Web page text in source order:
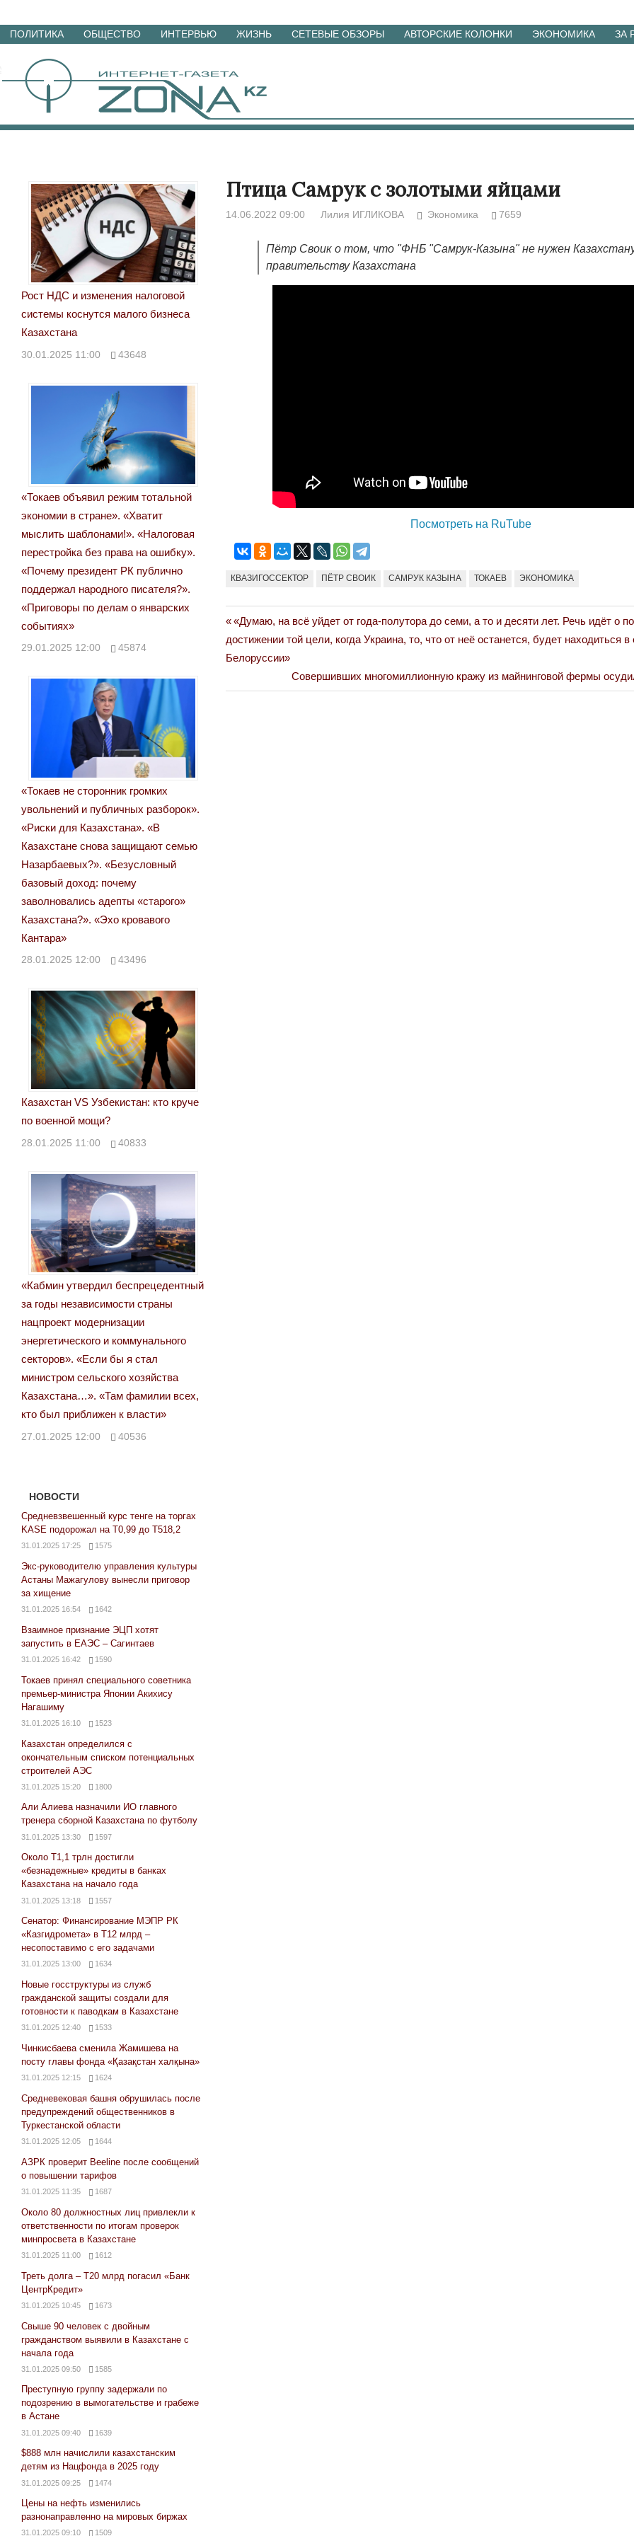
Перейти
материалам
ПОЛИТИКА ОБЩЕСТВО ИНТЕРВЬЮ ЖИЗНЬ СЕТЕВЫЕ ОБЗОРЫ АВТОРСКИЕ КОЛОНКИ ЭКОНОМИКА ЗА
Птица Самрук с золотыми яйцами
14.06.2022 09:00 Лилия ИГЛИКОВА Экономика 7659
Пётр Своик о том, что "ФНБ "Самрук-Казына" не нужен
правительству Казахстана
Посмотреть на RuTube
КВАЗИГОССЕКТОР ПЁТР СВОИК САМРУК КАЗЫНА ТОКАЕВ ЭКОНОМИКА
Навигация
по
записям
Previous
Post:
«Думаю, на всё уйдет от года-полутора до семи, а то и десяти лет. Речь идёт о
достижении той цели, когда Украина, то, что от неё останется, будет находиться в
Белоруссии»
Next
Post:
Совершивших многомиллионную кражу из майнинговой фермы
Рост НДС и изменения налоговой
системы коснутся малого бизнеса
Казахстана
30.01.2025 11:00 43648
«Токаев объявил режим тотальной
экономии в стране». «Хватит
мыслить шаблонами!». «Налоговая
перестройка без права на ошибку».
«Почему президент РК публично
поддержал народного писателя?».
«Приговоры по делам о январских
событиях»
29.01.2025 12:00 45874
«Токаев не сторонник громких
увольнений и публичных разборок».
«Риски для Казахстана». «В
Казахстане снова защищают семью
Назарбаевых?». «Безусловный
базовый доход: почему
заволновались адепты «старого»
Казахстана?». «Эхо кровавого
Кантара»
28.01.2025 12:00 43496
Казахстан VS Узбекистан: кто круче
по военной мощи?
28.01.2025 11:00 40833
«Кабмин утвердил беспрецедентный
за годы независимости страны
нацпроект модернизации
энергетического и коммунального
секторов». «Если бы я стал
министром сельского хозяйства
Казахстана…». «Там фамилии всех,
кто был приближен к власти»
27.01.2025 12:00 40536
НОВОСТИ
Средневзвешенный курс тенге на торгах
KASE подорожал на Т0,99 до Т518,2
31.01.2025 17:25 1575
Экс-руководителю управления культуры
Астаны Мажагулову вынесли приговор
за хищение
31.01.2025 16:54 1642
Взаимное признание ЭЦП хотят
запустить в ЕАЭС – Сагинтаев
31.01.2025 16:42 1590
Токаев принял специального советника
премьер-министра Японии Акихису
Нагашиму
31.01.2025 16:10 1523
Казахстан определился с
окончательным списком потенциальных
строителей АЭС
31.01.2025 15:20 1800
Али Алиева назначили ИО главного
тренера сборной Казахстана по футболу
31.01.2025 13:30 1597
Около Т1,1 трлн достигли
«безнадежные» кредиты в банках
Казахстана на начало года
31.01.2025 13:18 1557
Сенатор: Финансирование МЭПР РК
«Казгидромета» в Т12 млрд –
несопоставимо с его задачами
31.01.2025 13:00 1634
Новые госструктуры из служб
гражданской защиты создали для
готовности к паводкам в Казахстане
31.01.2025 12:40 1533
Чинкисбаева сменила Жамишева на
посту главы фонда «Қазақстан халқына»
31.01.2025 12:15 1624
Средневековая башня обрушилась после
предупреждений общественников в
Туркестанской области
31.01.2025 12:05 1644
АЗРК проверит Beeline после сообщений
о повышении тарифов
31.01.2025 11:35 1687
Около 80 должностных лиц привлекли к
ответственности по итогам проверок
минпросвета в Казахстане
31.01.2025 11:00 1612
Треть долга – Т20 млрд погасил «Банк
ЦентрКредит»
31.01.2025 10:45 1673
Свыше 90 человек с двойным
гражданством выявили в Казахстане с
начала года
31.01.2025 09:50 1585
Преступную группу задержали по
подозрению в вымогательстве и грабеже
в Астане
31.01.2025 09:40 1639
$888 млн начислили казахстанским
детям из Нацфонда в 2025 году
31.01.2025 09:25 1474
Цены на нефть изменились
разнонаправленно на мировых биржах
31.01.2025 09:10 1509
Война
Война Миров.
Сороса